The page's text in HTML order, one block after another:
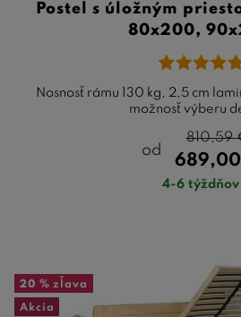
Posteľ s úložným
80x200,
Nosnosť rámu 130 kg, 2,5 cm
možnosť výberu
od
689,00
810,59
4-6 týždňov
20 % zľava
Akcia